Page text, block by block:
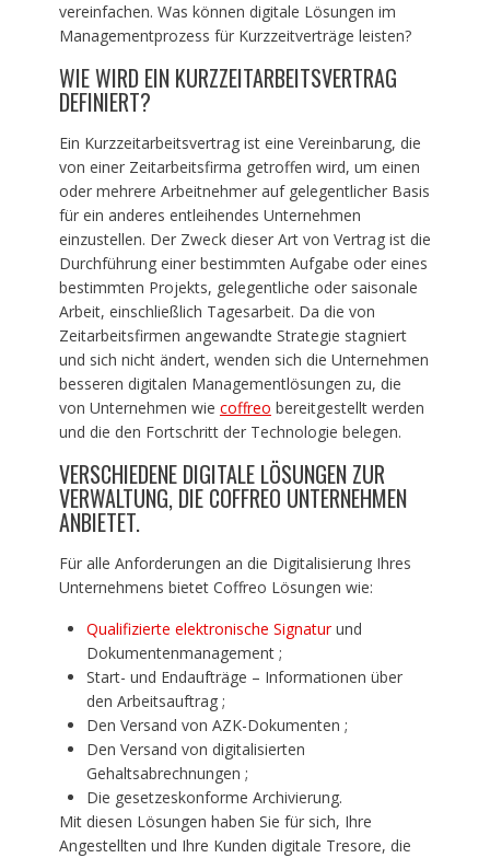
vereinfachen. Was können digitale Lösungen im
Managementprozess für Kurzzeitverträge leisten?
WIE WIRD EIN KURZZEITARBEITSVERTRAG
DEFINIERT?
Ein Kurzzeitarbeitsvertrag ist eine Vereinbarung, die
von einer Zeitarbeitsfirma getroffen wird, um einen
oder mehrere Arbeitnehmer auf gelegentlicher Basis
für ein anderes entleihendes Unternehmen
einzustellen. Der Zweck dieser Art von Vertrag ist die
Durchführung einer bestimmten Aufgabe oder eines
bestimmten Projekts, gelegentliche oder saisonale
Arbeit, einschließlich Tagesarbeit. Da die von
Zeitarbeitsfirmen angewandte Strategie stagniert
und sich nicht ändert, wenden sich die Unternehmen
besseren digitalen Managementlösungen zu, die
von Unternehmen wie coffreo bereitgestellt werden
und die den Fortschritt der Technologie belegen.
VERSCHIEDENE DIGITALE LÖSUNGEN ZUR
VERWALTUNG, DIE COFFREO UNTERNEHMEN
ANBIETET.
Für alle Anforderungen an die Digitalisierung Ihres
Unternehmens bietet Coffreo Lösungen wie:
Qualifizierte elektronische Signaturund
Dokumentenmanagement ;
Start- und Endaufträge – Informationen über
den Arbeitsauftrag ;
Den Versand von AZK-Dokumenten ;
Den Versand von digitalisierten
Gehaltsabrechnungen ;
Die gesetzeskonforme Archivierung.
Mit diesen Lösungen haben Sie für sich, Ihre
Angestellten und Ihre Kunden digitale Tresore, die